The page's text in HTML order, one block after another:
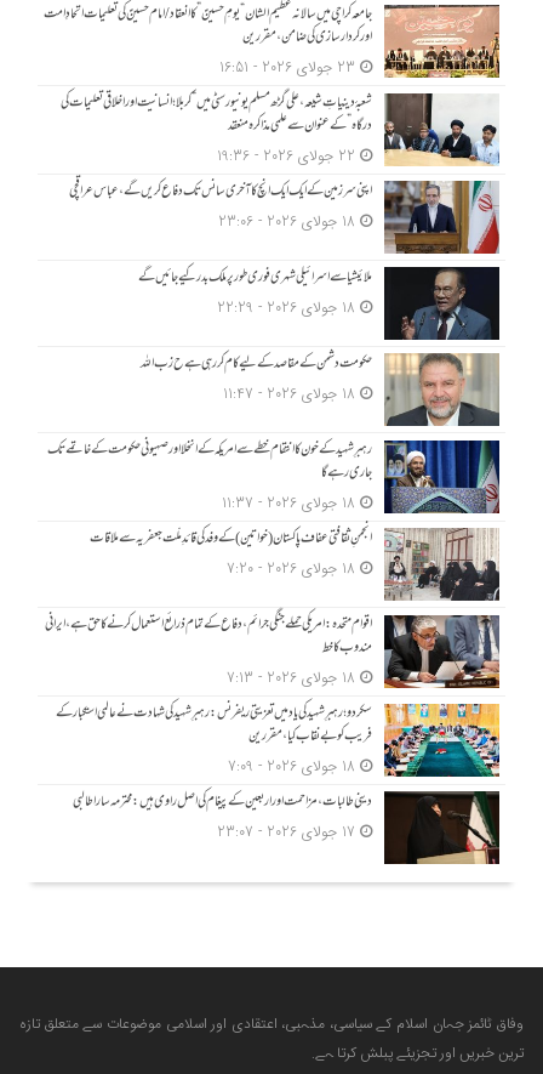
جامعہ کراچی میں سالانہ عظیم الشان “یومِ حسینؑ” کا انعقاد/امام حسینؑ کی تعلیمات اتحادِ امت
اور کردار سازی کی ضامن، مقررین
23 جولای 2026 - 16:51
شعبۂ دینیاتِ شیعہ، علی گڑھ مسلم یونیورسٹی میں “کربلا؛ انسانیت اور اخلاقی تعلیمات کی
درگاہ” کے عنوان سے علمی مذاکرہ منعقد
22 جولای 2026 - 19:36
اپنی سرزمین کے ایک ایک انچ کا آخری سانس تک دفاع کریں گے، عباس عراقچی
18 جولای 2026 - 23:06
ملائیشیا سے اسرائیلی شہری فوری طور پر ملک بدر کیے جائیں گے
18 جولای 2026 - 22:29
حکومت دشمن کے مقاصد کے لیے کام کر رہی ہے ح زب ا للہ
18 جولای 2026 - 11:47
رہبرِ شہید کے خون کا انتقام خطے سے امریکہ کے انخلا اور صہیونی حکومت کے خاتمے تک
جاری رہے گا
18 جولای 2026 - 11:37
انجمنِ ثقافتی عفاف پاکستان (خواتین) کے وفد کی قائدِ ملّت جعفریہ سے ملاقات
18 جولای 2026 - 7:20
اقوام متحدہ: امریکی حملے جنگی جرائم، دفاع کے تمام ذرائع استعمال کرنے کا حق ہے، ایرانی
مندوب کا خط
18 جولای 2026 - 7:13
سکردو؛ رہبرِ شہید کی یاد میں تعزیتی ریفرنس: رہبرِ شہید کی شہادت نے عالمی استکبار کے
فریب کو بے نقاب کیا، مقررین
18 جولای 2026 - 7:09
دینی طالبات، مزاحمت اور اربعین کے پیغام کی اصل راوی ہیں: محترمہ سارا طالبی
17 جولای 2026 - 23:07
وفاق ٹائمز جہان اسلام کے سیاسی، مذہبی، اعتقادی اور اسلامی موضوعات سے متعلق تازہ
ترین خبریں اور تجزیئے پبلش کرتا ہے.